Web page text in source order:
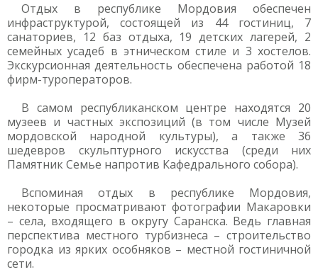
Отдых в республике Мордовия обеспечен
инфраструктурой, состоящей из 44 гостиниц, 7
санаториев, 12 баз отдыха, 19 детских лагерей, 2
семейных усадеб в этническом стиле и 3 хостелов.
Экскурсионная деятельность обеспечена работой 18
фирм-туроператоров.
В самом республиканском центре находятся 20
музеев и частных экспозиций (в том числе Музей
мордовской народной культуры), а также 36
шедевров скульптурного искусства (среди них
Памятник Семье напротив Кафедрального собора).
Вспоминая отдых в республике Мордовия,
некоторые просматривают фотографии Макаровки
– села, входящего в округу Саранска. Ведь главная
перспектива местного турбизнеса – строительство
городка из ярких особняков – местной гостиничной
сети.